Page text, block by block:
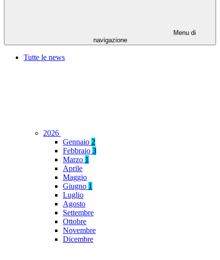
Menu di
navigazione
Tutte le news
2026
Gennaio 2
Febbraio 3
Marzo 1
Aprile
Maggio
Giugno 1
Luglio
Agosto
Settembre
Ottobre
Novembre
Dicembre